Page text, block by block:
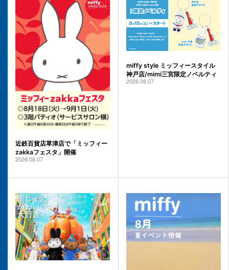
近鉄百貨店草津店で「ミッフィー
zakkaフェスタ」開催
2026.08.07
miffy style ミッフィースタイル
神戸店/mimi三宮限定ノベルティ
2026.08.07